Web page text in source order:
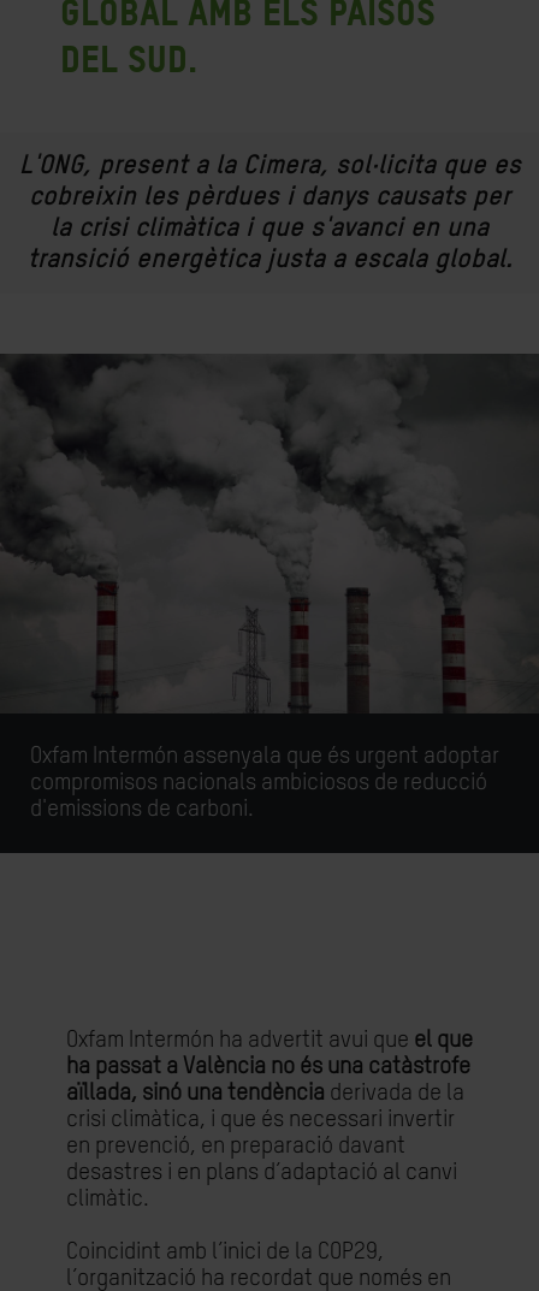
Global amb els països
del Sud.
L'ONG, present a la Cimera, sol·licita que es
cobreixin les pèrdues i danys causats per
la crisi climàtica i que s'avanci en una
transició energètica justa a escala global.
Oxfam Intermón assenyala que és urgent adoptar
compromisos nacionals ambiciosos de reducció
d'emissions de carboni.
Oxfam Intermón ha advertit avui que el que
ha passat a València no és una catàstrofe
aïllada, sinó una tendència derivada de la
crisi climàtica, i que és necessari invertir
en prevenció, en preparació davant
desastres i en plans d’adaptació al canvi
climàtic.
Coincidint amb l’inici de la COP29,
l’organització ha recordat que només en